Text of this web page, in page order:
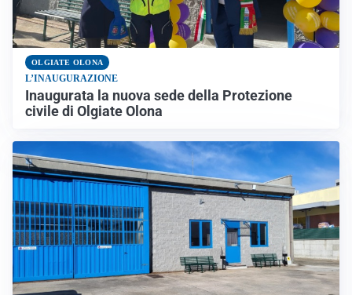
OLGIATE OLONA
L’INAUGURAZIONE
Inaugurata la nuova sede della Protezione
civile di Olgiate Olona